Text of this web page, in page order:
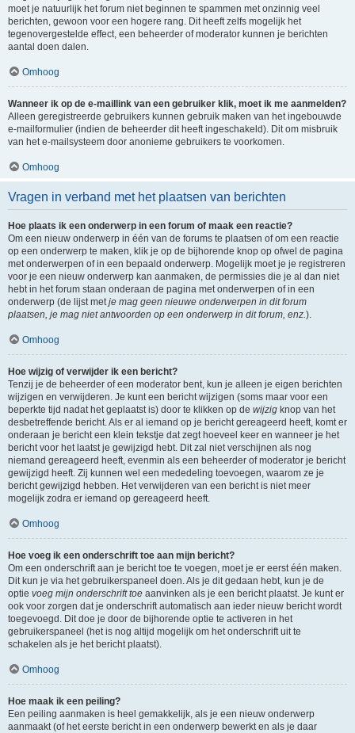
moet je natuurlijk het forum niet beginnen te spammen met onzinnig veel
berichten, gewoon voor een hogere rang. Dit heeft zelfs mogelijk het
tegenovergestelde effect, een beheerder of moderator kunnen je berichten
aantal doen dalen.
Omhoog
Wanneer ik op de e-maillink van een gebruiker klik, moet ik me aanmelden?
Alleen geregistreerde gebruikers kunnen gebruik maken van het ingebouwde
e-mailformulier (indien de beheerder dit heeft ingeschakeld). Dit om misbruik
van het e-mailsysteem door anonieme gebruikers te voorkomen.
Omhoog
Vragen in verband met het plaatsen van berichten
Hoe plaats ik een onderwerp in een forum of maak een reactie?
Om een nieuw onderwerp in één van de forums te plaatsen of om een reactie
op een onderwerp te maken, klik je op de bijhorende knop op ofwel de pagina
met onderwerpen of in een bepaald onderwerp. Mogelijk moet je je registreren
voor je een nieuw onderwerp kan aanmaken, de permissies die je al dan niet
hebt in het forum staan onderaan de pagina met onderwerpen of in een
onderwerp (de lijst metje mag geen nieuwe onderwerpen in dit forum
plaatsen, je mag niet antwoorden op een onderwerp in dit forum, enz.).
Omhoog
Hoe wijzig of verwijder ik een bericht?
Tenzij je de beheerder of een moderator bent, kun je alleen je eigen berichten
wijzigen en verwijderen. Je kunt een bericht wijzigen (soms maar voor een
beperkte tijd nadat het geplaatst is) door te klikken op de wijzig knop van het
desbetreffende bericht. Als er al iemand op je bericht gereageerd heeft, komt er
onderaan je bericht een klein tekstje dat zegt hoeveel keer en wanneer je het
bericht voor het laatst je gewijzigd hebt. Dit zal niet verschijnen als nog
niemand gereageerd heeft, evenmin als een beheerder of moderator je bericht
gewijzigd heeft. Zij kunnen wel een mededeling toevoegen, waarom ze je
bericht gewijzigd hebben. Het verwijderen van een bericht is niet meer
mogelijk zodra er iemand op gereageerd heeft.
Omhoog
Hoe voeg ik een onderschrift toe aan mijn bericht?
Om een onderschrift aan je bericht toe te voegen, moet je er eerst één maken.
Dit kun je via het gebruikerspaneel doen. Als je dit gedaan hebt, kun je de
optie voeg mijn onderschrift toe aanvinken als je een bericht plaatst. Je kunt er
ook voor zorgen dat je onderschrift automatisch aan ieder nieuw bericht wordt
toegevoegd. Dit doe je door de bijhorende optie te activeren in het
gebruikerspaneel (het is nog altijd mogelijk om het onderschrift uit te
schakelen als je het bericht plaatst).
Omhoog
Hoe maak ik een peiling?
Een peiling aanmaken is heel gemakkelijk, als je een nieuw onderwerp
aanmaakt (of het eerste bericht in een onderwerp bewerkt en als je daar